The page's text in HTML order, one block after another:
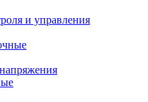
и управления